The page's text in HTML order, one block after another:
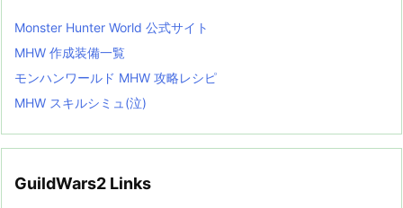
Monster Hunter World 公式サイト
MHW 作成装備一覧
モンハンワールド MHW 攻略レシピ
MHW スキルシミュ(泣)
GuildWars2 Links